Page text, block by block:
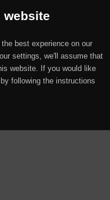
website
best experience on our
settings, we'll assume that
website. If you would like
following the instructions